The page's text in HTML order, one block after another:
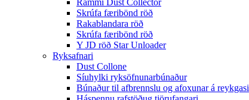
Rammi Dust Collector
Skrúfa færibönd röð
Rakablandara röð
Skrúfa færibönd röð
Y JD röð Star Unloader
Ryksafnari
Dust Collone
Síuhylki ryksöfnunarbúnaður
Búnaður til afbrennslu og afoxunar á reykgasi